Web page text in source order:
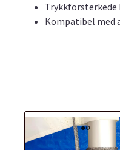
Kompatibel med